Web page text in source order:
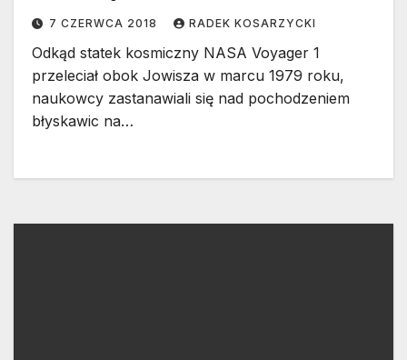
7 CZERWCA 2018 RADEK KOSARZYCKI
Odkąd statek kosmiczny NASA Voyager 1
przeleciał obok Jowisza w marcu 1979 roku,
naukowcy zastanawiali się nad pochodzeniem
błyskawic na…